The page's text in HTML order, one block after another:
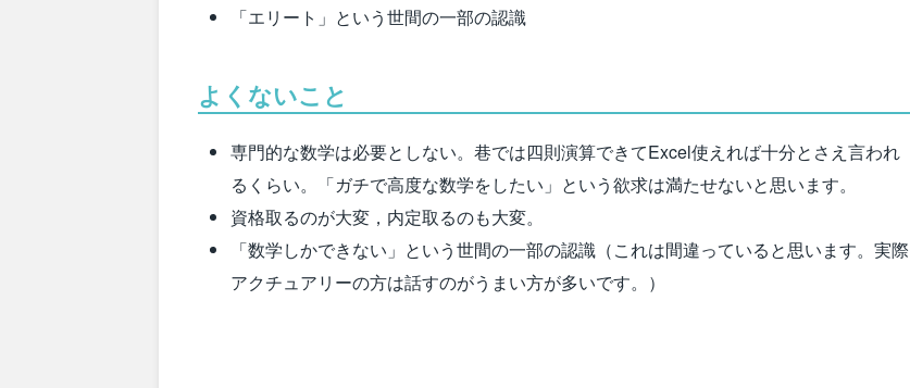
「エリート」という世間の一部の認識
よくないこと
専門的な数学は必要としない。巷では四則演算できてExcel使えれば十分とさえ言われ
るくらい。「ガチで高度な数学をしたい」という欲求は満たせないと思います。
資格取るのが大変，内定取るのも大変。
「数学しかできない」という世間の一部の認識（これは間違っていると思います。実際
アクチュアリーの方は話すのがうまい方が多いです。）